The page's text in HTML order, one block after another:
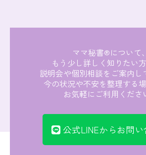
ママ秘書®について、
もう少し詳しく知りたい方
説明会や個別相談をご案内し
今の状況や不安を整理する場
お気軽にご利用くださ
公式LINEからお問